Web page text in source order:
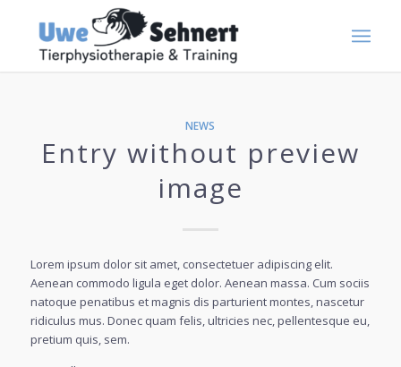
NEWS
Entry without preview
image
Lorem ipsum dolor sit amet, consectetuer adipiscing elit.
Aenean commodo ligula eget dolor. Aenean massa. Cum sociis
natoque penatibus et magnis dis parturient montes, nascetur
ridiculus mus. Donec quam felis, ultricies nec, pellentesque eu,
pretium quis, sem.